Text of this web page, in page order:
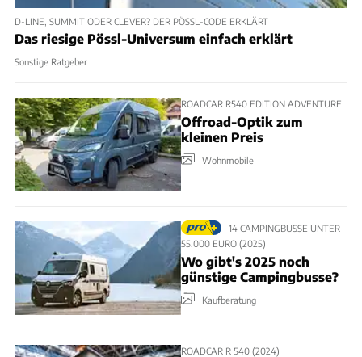
D-LINE, SUMMIT ODER CLEVER? DER PÖSSL-CODE ERKLÄRT
Das riesige Pössl-Universum einfach erklärt
Sonstige Ratgeber
ROADCAR R540 EDITION ADVENTURE
Offroad-Optik zum
kleinen Preis
Wohnmobile
14 CAMPINGBUSSE UNTER
55.000 EURO (2025)
Wo gibt's 2025 noch
günstige Campingbusse?
Kaufberatung
ROADCAR R 540 (2024)